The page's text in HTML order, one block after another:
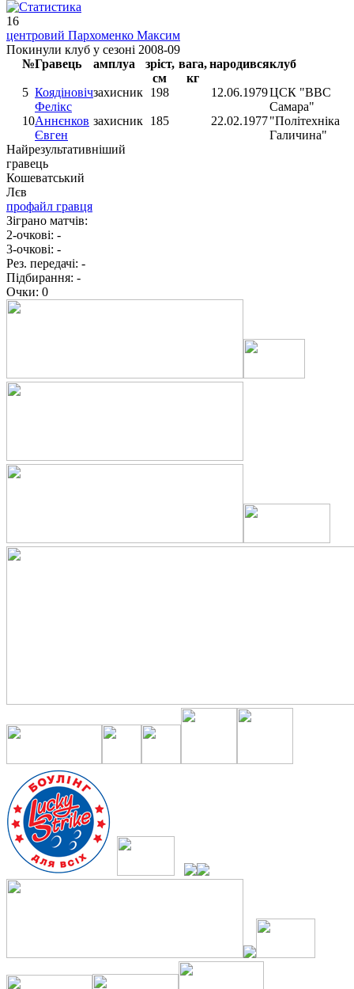
16
центровий Пархоменко Максим
Покинули клуб у сезоні 2008-09
№Гравець амплуа
зріст,
см
вага,
кг
народивсяклуб
5 Коядіновіч
Фелікс
захисник 198 12.06.1979ЦСК "ВВС
Самара"
10Аннєнков
Євген
захисник 185 22.02.1977"Політехніка
Галичина"
Найрезультативніший
гравець
Кошеватський
Лєв
профайл гравця
Зіграно матчів:
2-очкові: -
3-очкові: -
Рез. передачі: -
Підбирання: -
Очки: 0